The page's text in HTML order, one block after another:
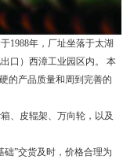
1988年，厂址坐落于太湖
口）西漳工业园区内。 本
的产品质量和周到完善的
、皮辊架、万向轮，以及
”交货及时，价格合理为